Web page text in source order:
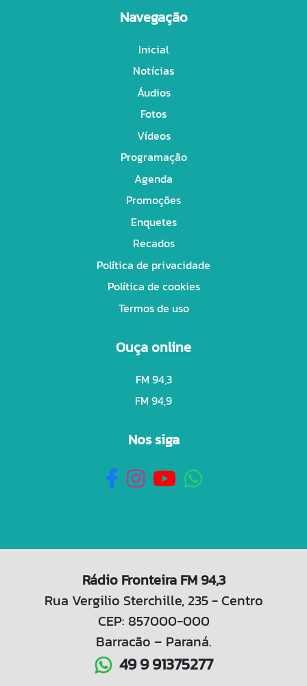
Navegação
Inicial
Notícias
Áudios
Fotos
Vídeos
Programação
Agenda
Promoções
Enquetes
Recados
Política de privacidade
Política de cookies
Termos de uso
Ouça online
FM 94,3
FM 94,9
Nos siga
Rádio Fronteira FM 94,3
Rua Vergilio Sterchille, 235 - Centro
CEP: 857000-000
Barracão – Paraná.
49 9 91375277